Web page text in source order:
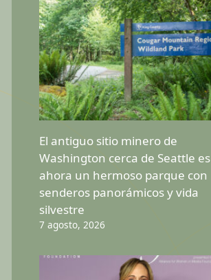
El antiguo sitio minero de
Washington cerca de Seattle es
ahora un hermoso parque con
senderos panorámicos y vida
silvestre
7 agosto, 2026